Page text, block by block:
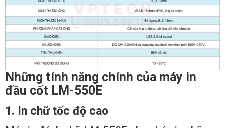
Những tính năng chính của máy in
đầu cốt LM-550E
1. In chữ tốc độ cao